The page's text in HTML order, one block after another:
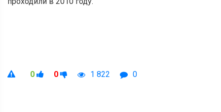
0 0 1 822 0